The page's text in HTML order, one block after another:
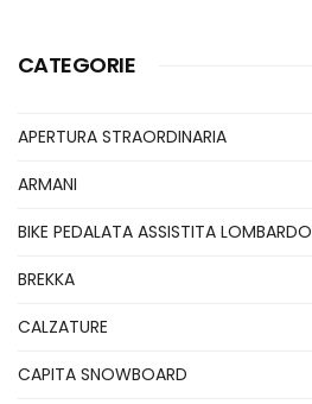
CATEGORIE
APERTURA STRAORDINARIA
ARMANI
BIKE PEDALATA ASSISTITA LOMBARDO
BREKKA
CALZATURE
CAPITA SNOWBOARD